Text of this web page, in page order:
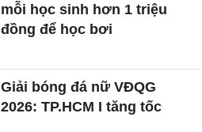
mỗi học sinh hơn 1 triệu
đồng để học bơi
Giải bóng đá nữ VĐQG
2026: TP.HCM I tăng tốc